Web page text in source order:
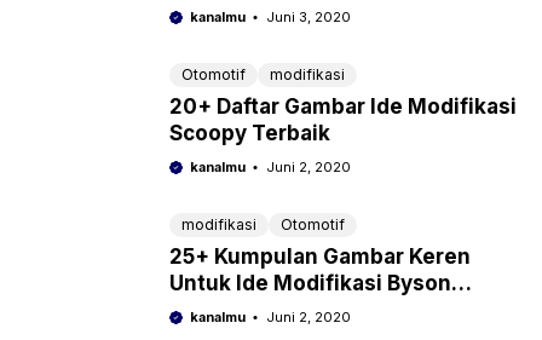
kanalmu Juni 3, 2020
Otomotif modifikasi
20+ Daftar Gambar Ide Modifikasi
Scoopy Terbaik
kanalmu Juni 2, 2020
modifikasi Otomotif
25+ Kumpulan Gambar Keren
Untuk Ide Modifikasi Byson
TerGokil 2022
kanalmu Juni 2, 2020